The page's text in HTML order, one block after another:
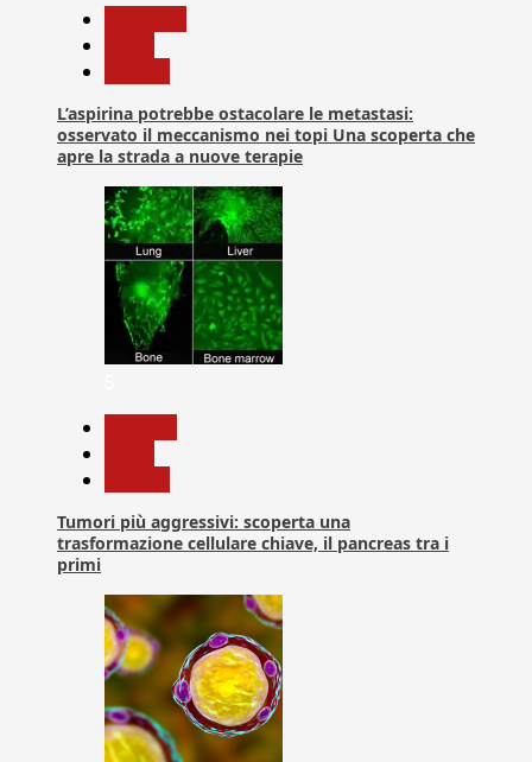
L’aspirina potrebbe ostacolare le metastasi:
osservato il meccanismo nei topi Una scoperta che
apre la strada a nuove terapie
Tumori più aggressivi: scoperta una
trasformazione cellulare chiave, il pancreas tra i
primi